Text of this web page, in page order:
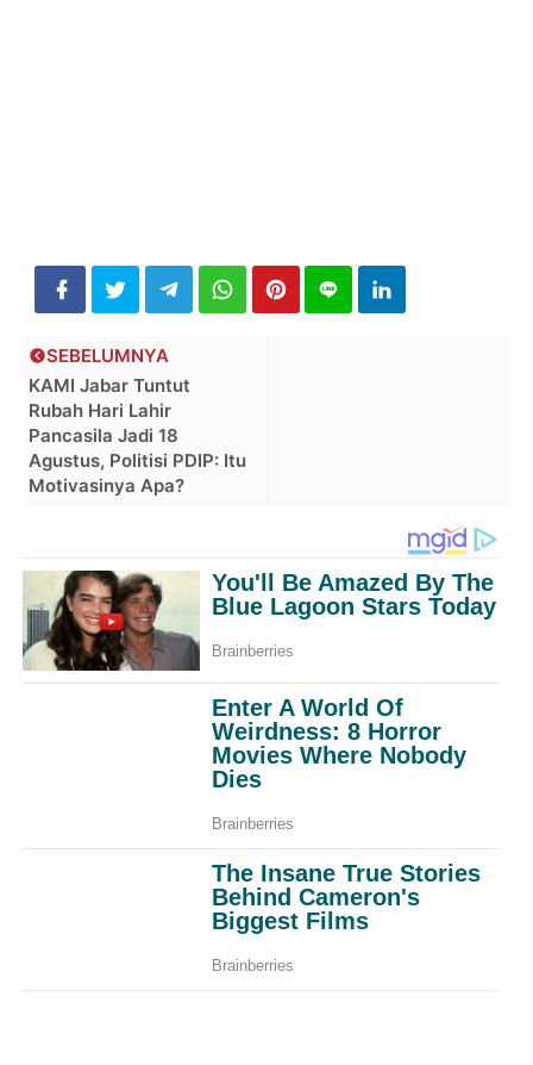
SEBELUMNYA
KAMI Jabar Tuntut
Rubah Hari Lahir
Pancasila Jadi 18
Agustus, Politisi PDIP: Itu
Motivasinya Apa?